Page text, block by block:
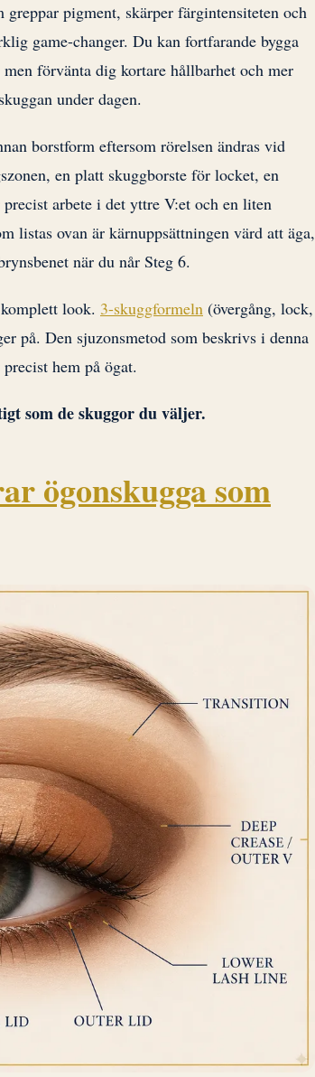
pigment, skärper färgintensiteten och
game-changer. Du kan fortfarande bygga
förvänta dig kortare hållbarhet och mer
under dagen.
borstform eftersom rörelsen ändras vid
en platt skuggborste för locket, en
arbete i det yttre V:et och en liten
listas ovan är kärnuppsättningen värd att äga,
när du når Steg 6.
look. 3-skuggformeln (övergång, lock,
på. Den sjuzonsmetod som beskrivs i denna
hem på ögat.
som de skuggor du väljer.
ögonskugga som